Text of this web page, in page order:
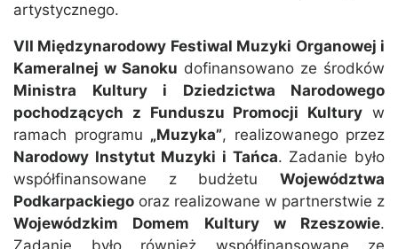
artystycznego.
VII Międzynarodowy Festiwal Muzyki Organowej i
Kameralnej w Sanoku dofinansowano ze środków
Ministra Kultury i Dziedzictwa Narodowego
pochodzących z Funduszu Promocji Kultury w
ramach programu „Muzyka”, realizowanego przez
Narodowy Instytut Muzyki i Tańca. Zadanie było
współfinansowane z budżetu Województwa
Podkarpackiego oraz realizowane w partnerstwie z
Wojewódzkim Domem Kultury w Rzeszowie.